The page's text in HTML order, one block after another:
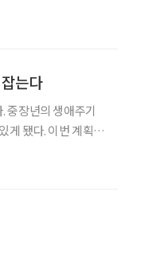
는다
중장년의 생애주기
번 계획은